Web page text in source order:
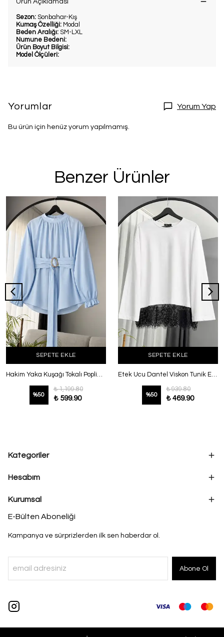
Ürün Açıklaması
Sezon: Sonbahar-Kış
Kumaş Özelliği: Modal
Beden Aralığı: SM-LXL
Numune Bedeni:
Ürün Boyut Bilgisi:
Model Ölçüleri:
Yorumlar Yorum Yap
Bu ürün için henüz yorum yapılmamış.
Benzer Ürünler
SEPETE EKLE
Hakim Yaka Kuşağı Tokalı Poplin Tunik Bebe Mavi
%50
₺ 1,199.80
₺ 599.90
SEPETE EKLE
Etek Ucu Dantel Viskon Tunik Ekru
%50
₺ 939.80
₺ 469.90
Kategoriler
Hesabım
Kurumsal
E-Bülten Aboneliği
Kampanya ve sürprizlerden ilk sen haberdar ol.
Abone Ol